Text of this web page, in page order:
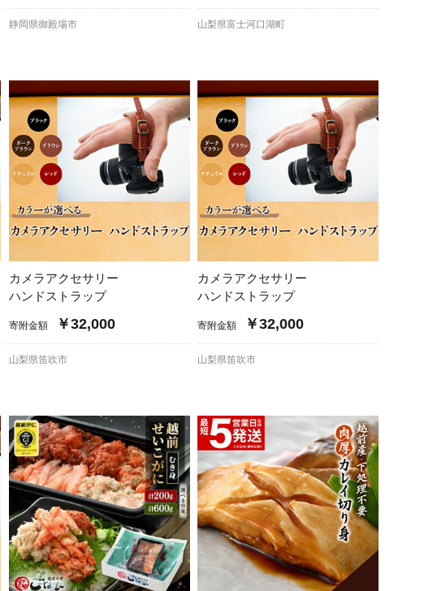
沖縄県
静岡県御殿場市 山梨県富士河口湖町
カメラアクセサリー
ハンドストラップ
寄附金額 ￥32,000
山梨県笛吹市
カメラアクセサリー
ハンドストラップ
寄附金額 ￥32,000
山梨県笛吹市